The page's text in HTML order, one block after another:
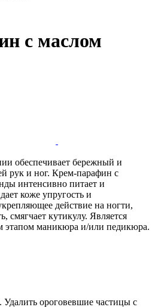
с маслом
обеспечивает бережный и
рук и ног. Крем-парафин с
интенсивно питает и
коже упругость и
действие на ногти,
смягчает кутикулу. Является
маникюра и/или педикюра.
ороговевшие частицы с